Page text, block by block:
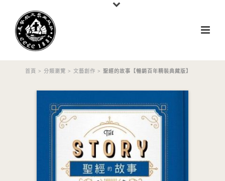
首頁 > 分類瀏覽 > 文藝創作 > 聖經的故事【暢銷百年精裝典藏版】